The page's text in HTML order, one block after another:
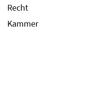
Recht
Kammer